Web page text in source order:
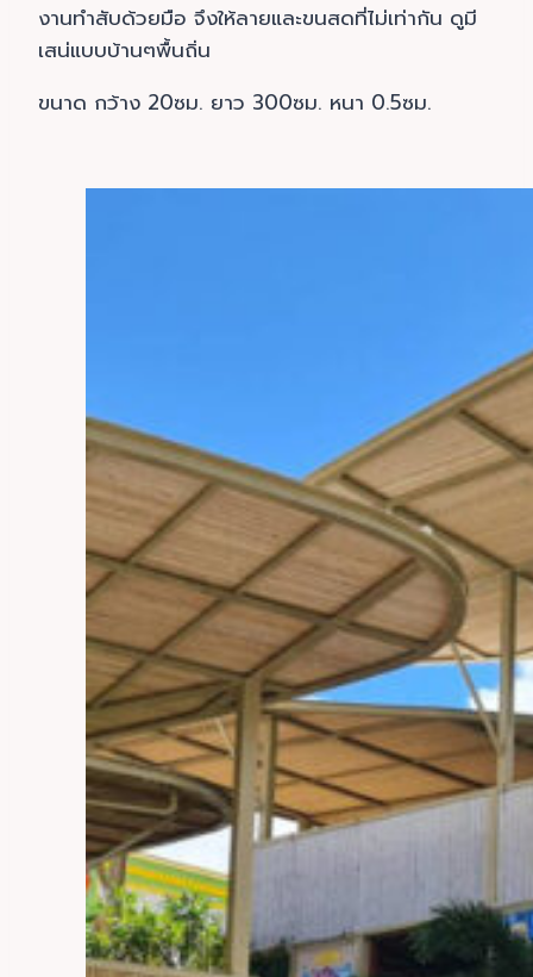
งานทำสับด้วยมือ จึงให้ลายและขนสดที่ไม่เท่ากัน ดูมี
เสน่แบบบ้านๆพื้นถิ่น
ขนาด กว้าง 20ซม. ยาว 300ซม. หนา 0.5ซม.